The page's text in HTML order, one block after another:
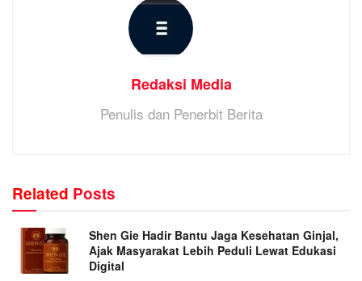
Redaksi Media
Penulis dan Penerbit Berita
Related Posts
Shen Gie Hadir Bantu Jaga Kesehatan Ginjal,
Ajak Masyarakat Lebih Peduli Lewat Edukasi
Digital